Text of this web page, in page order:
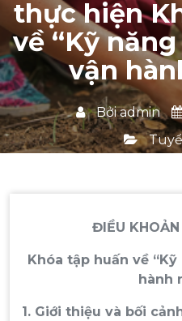
thực hiện
về “Kỹ
vận
Bởiadmin
ĐIỀU
Khóa tập huấn về
hành
1. Giới thiệu và bối